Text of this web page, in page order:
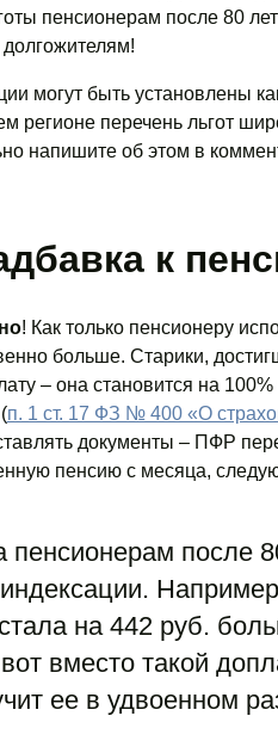
пенсионерам после 80
могут быть установлены
регионе перечень льгот
напишите об этом в
к
! Как только пенсионеру
больше. Старики,
– она становится на 100%
п. 1 ст. 17 ФЗ № 400 «О
документы – ПФР
пенсию с месяца,
пенсионерам после
на 442 руб.
вместо такой
ее в удвоенном